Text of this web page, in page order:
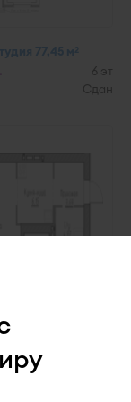
77,45 м2
6 эт
Сдан